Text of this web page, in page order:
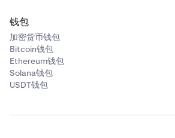
钱包
加密货币钱包
Bitcoin钱包
Ethereum钱包
Solana钱包
USDT钱包